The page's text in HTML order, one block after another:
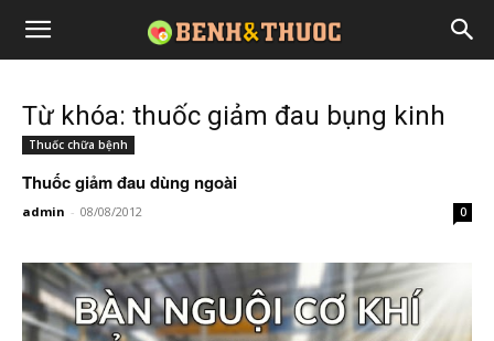
Từ khóa: thuốc giảm đau bụng kinh
Thuốc chữa bệnh
Thuốc giảm đau dùng ngoài
admin - 08/08/2012 0